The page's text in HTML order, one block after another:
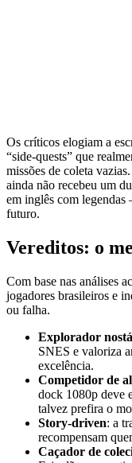
Os críticos elogiam a
“side‑quests” que
missões de coleta
ainda não recebeu um
em inglês com legendas
futuro.
Vereditos: o
Com base nas análises
jogadores brasileiros e
ou falha.
Explorador
SNES e valoriza
excelência.
Competidor de
dock 1080p deve
talvez prefira o
Story‑driven: a
recompensam
Caçador de